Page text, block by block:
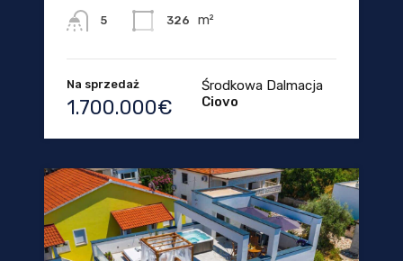
5 326 m²
Na sprzedaż
1.700.000€
Środkowa Dalmacja
Ciovo